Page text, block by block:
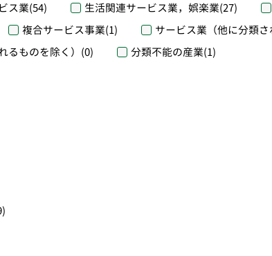
ス業(54) 生活関連サービス業，娯楽業(27)
複合サービス事業(1) サービス業（他に分類さ
るものを除く） (0) 分類不能の産業(1)